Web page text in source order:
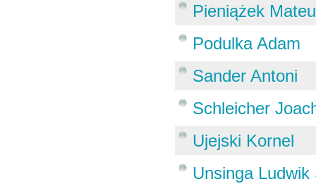
Pieniążek
Podulka Adam
Sander Antoni
Schleicher
Ujejski Kornel
Unsinga Ludwik